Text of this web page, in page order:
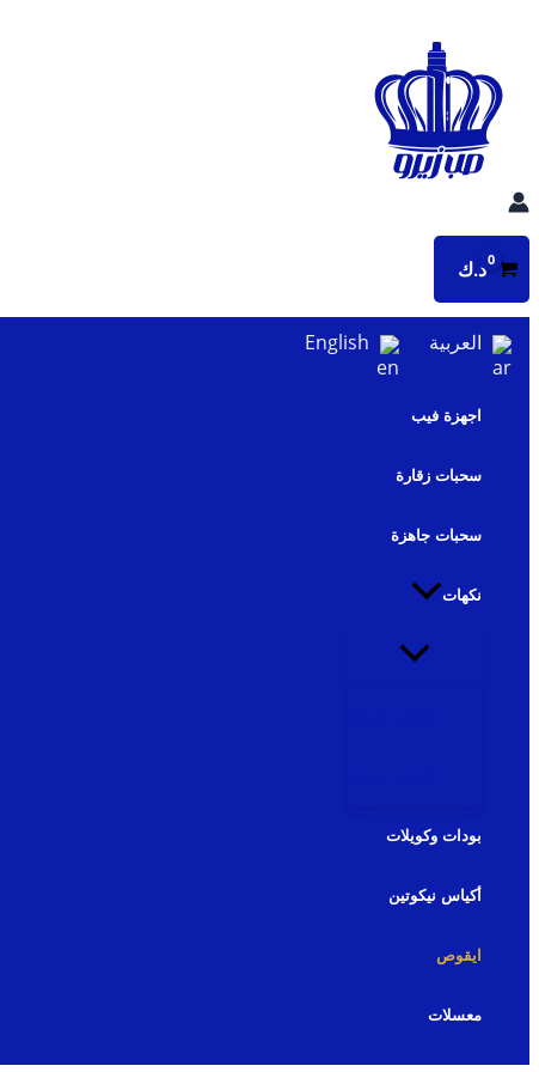
المحتوى
د.ك
العربية English
اجهزة فيب
سحبات زقارة
سحبات جاهزة
نكهات
بودات وكويلات
أكياس نيكوتين
ايقوص
معسلات